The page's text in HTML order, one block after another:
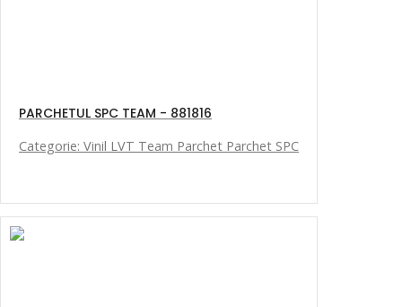
PARCHETUL SPC TEAM - 881816
Categorie: Vinil LVT Team Parchet Parchet SPC